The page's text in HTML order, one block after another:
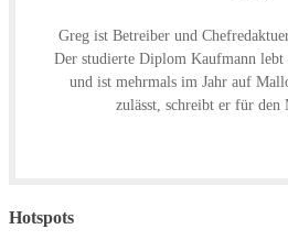
Greg ist Betreiber und
Der studierte Diplom Kaufmann
und ist mehrmals im Jahr auf
zulässt, schreibt er für den
Hotspots